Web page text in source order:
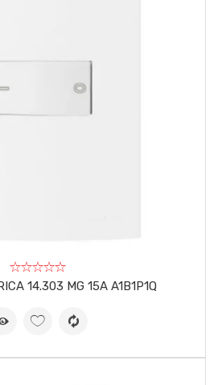
14.303 MG 15A A1B1P1Q